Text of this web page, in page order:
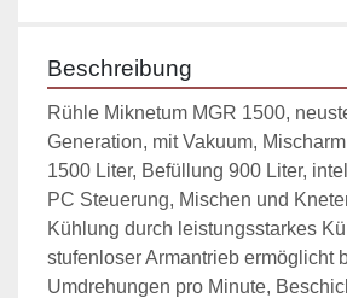
Beschreibung
Rühle Miknetum MGR 1500,
Generation, mit Vakuum,
1500 Liter, Befüllung 900 Liter,
PC Steuerung, Mischen und
Kühlung durch leistungsstarkes
stufenloser Armantrieb ermöglicht
Umdrehungen pro Minute,